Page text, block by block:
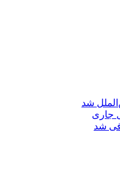
شد
جاری
شد